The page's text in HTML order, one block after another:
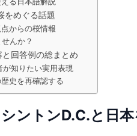
をめぐる話題
からの桜情報
んか？
回答例の総まとめ
知りたい実用表現
史を再確認する
ントンD.C.と日